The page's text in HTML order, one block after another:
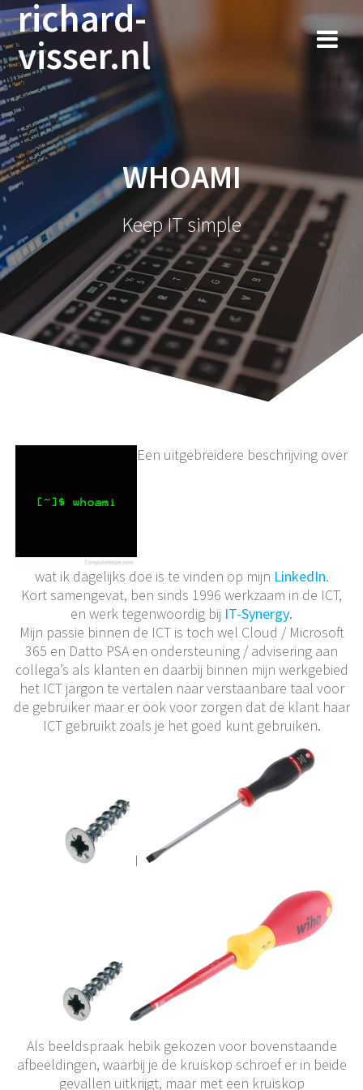
richard-
visser.nl
WHOAMI
Keep IT simple
Een uitgebreidere beschrijving over
wat ik dagelijks doe is te vinden op mijn LinkedIn.
Kort samengevat, ben sinds 1996 werkzaam in de ICT,
en werk tegenwoordig bij IT-Synergy.
Mijn passie binnen de ICT is toch wel Cloud / Microsoft
365 en Datto PSA en ondersteuning / advisering aan
collega’s als klanten en daarbij binnen mijn werkgebied
het ICT jargon te vertalen naar verstaanbare taal voor
de gebruiker maar er ook voor zorgen dat de klant haar
ICT gebruikt zoals je het goed kunt gebruiken.
Als beeldspraak hebik gekozen voor bovenstaande
afbeeldingen, waarbij je de kruiskop schroef er in beide
gevallen uitkrijgt, maar met een kruiskop